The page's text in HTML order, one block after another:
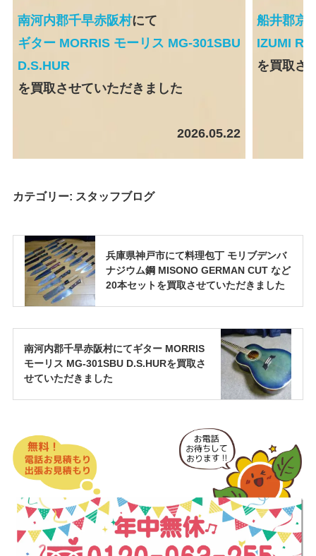
南河内郡千早赤阪村にて
ギター MORRIS モーリス MG-301SBU
D.S.HUR
を買取させていただきました
2026.05.22
船井郡京
IZUMI
を買取さ
カテゴリー: スタッフブログ
兵庫県神戸市にて料理包丁 モリブデンバ
ナジウム鋼 MISONO GERMAN CUT など
20本セットを買取させていただきました
南河内郡千早赤阪村にてギター MORRIS
モーリス MG-301SBU D.S.HURを買取さ
せていただきました